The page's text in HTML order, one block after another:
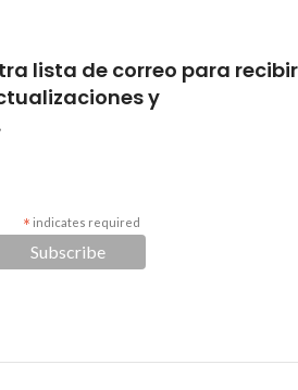
lista de correo para recibir
y
* indicates required